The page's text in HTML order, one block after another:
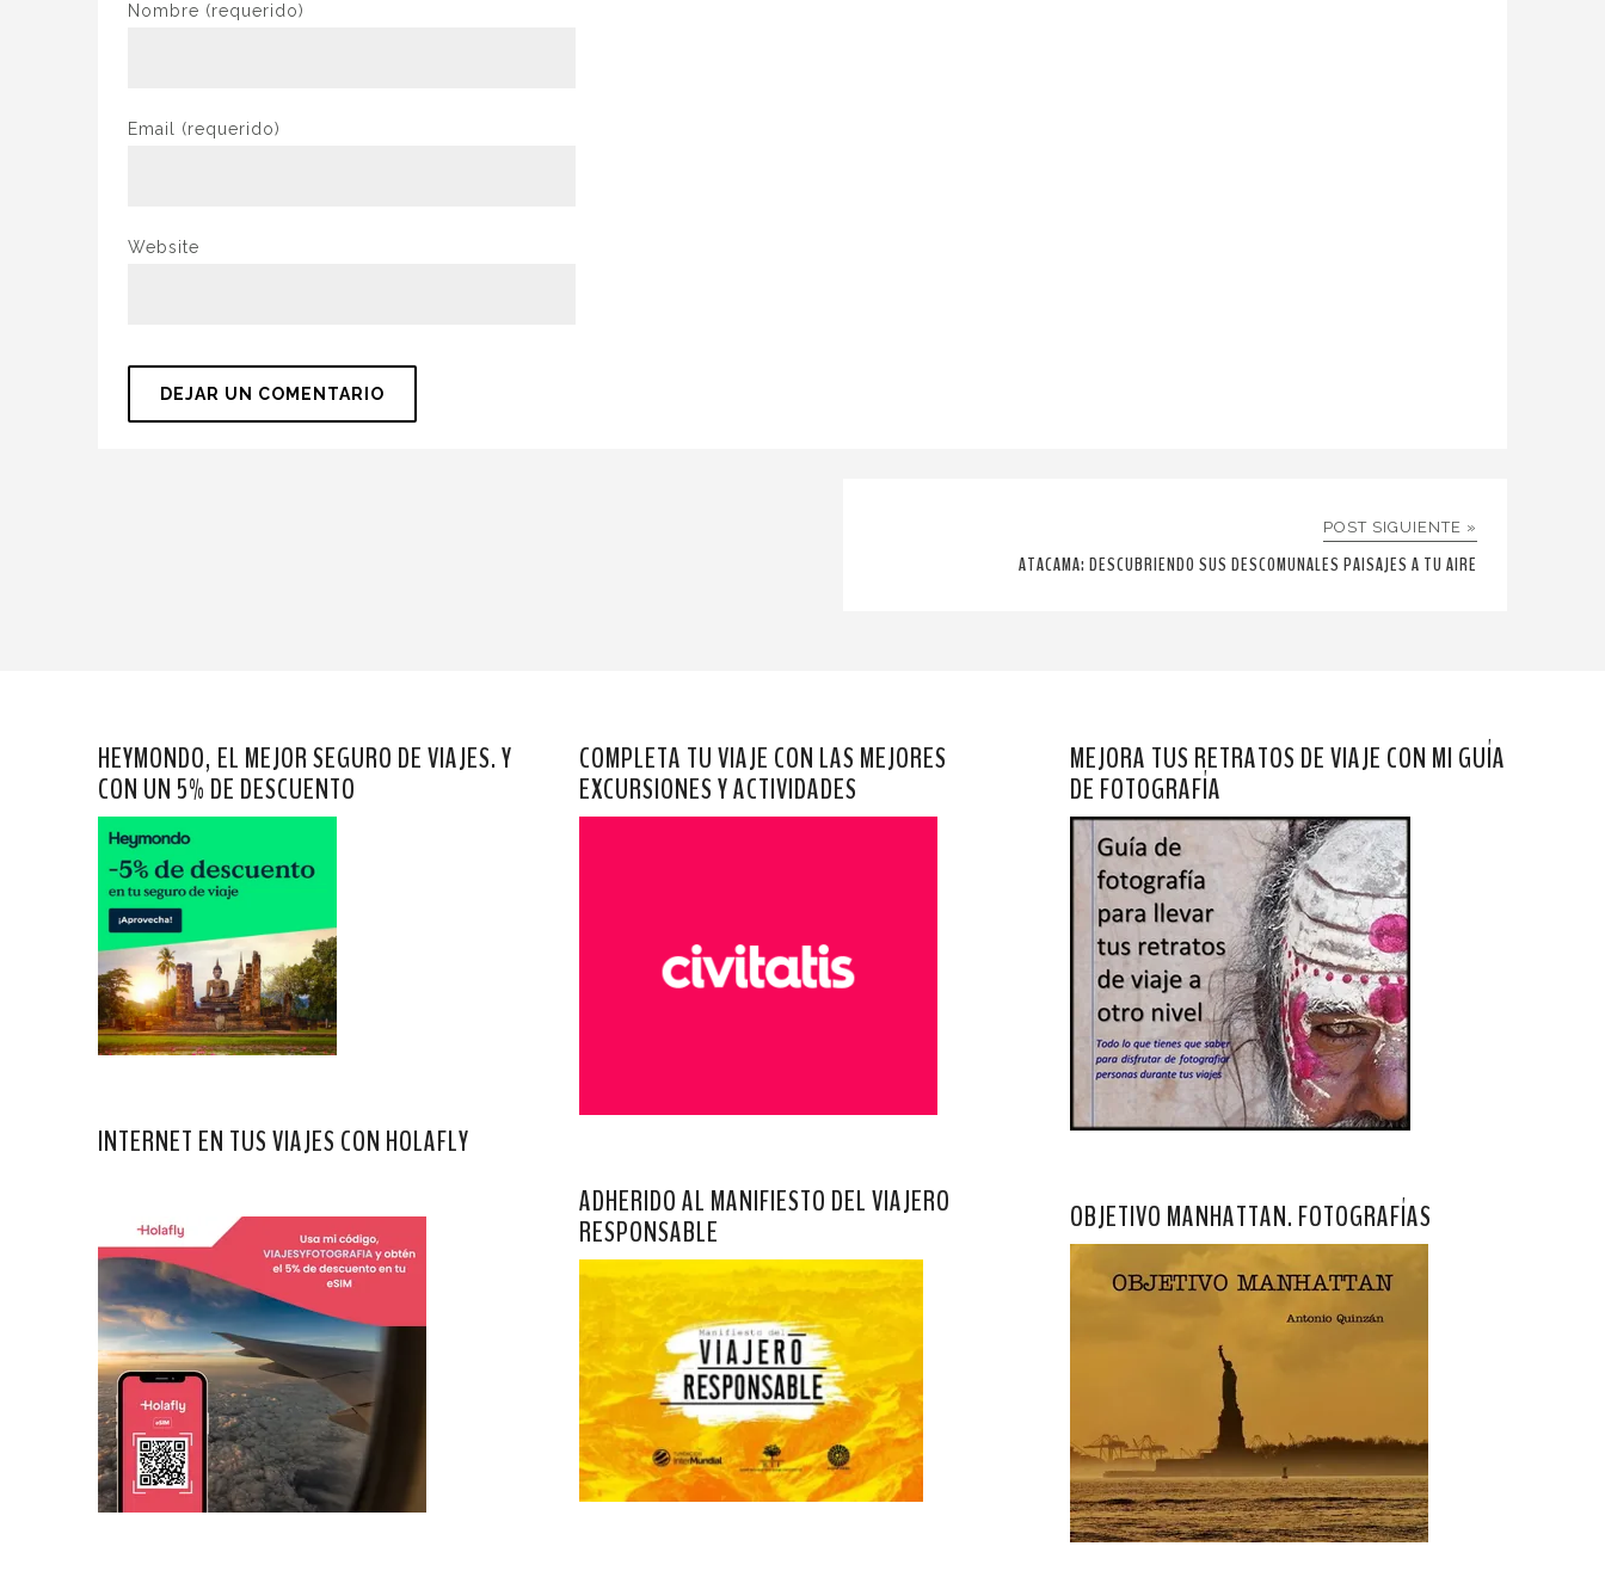
Nombre (requerido)
Email (requerido)
Website
POST SIGUIENTE »
ATACAMA: DESCUBRIENDO SUS DESCOMUNALES PAISAJES A TU AIRE
HEYMONDO, EL MEJOR SEGURO DE VIAJES. Y
CON UN 5% DE DESCUENTO
INTERNET EN TUS VIAJES CON HOLAFLY
COMPLETA TU VIAJE CON LAS MEJORES
EXCURSIONES Y ACTIVIDADES
ADHERIDO AL MANIFIESTO DEL VIAJERO
RESPONSABLE
MEJORA TUS RETRATOS DE VIAJE CON MI GUÍA
DE FOTOGRAFÍA
OBJETIVO MANHATTAN. FOTOGRAFÍAS